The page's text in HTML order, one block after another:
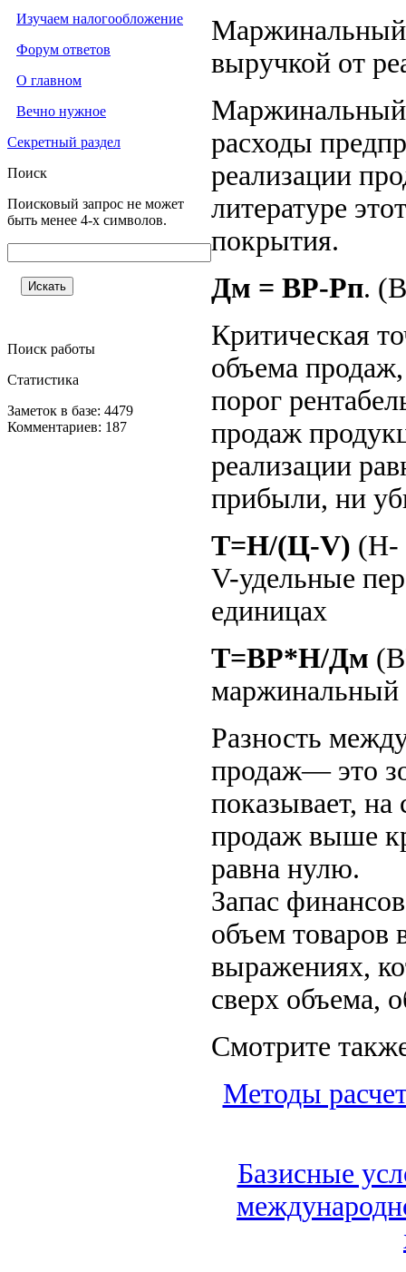
Изучаем налогообложение
Форум ответов
О главном
Вечно нужное
Секретный раздел
Поиск
Поисковый запрос не может
быть менее 4-х символов.
Поиск работы
Статистика
Заметок в базе: 4479
Комментариев: 187
Маржинальный
выручкой от
Маржинальный
расходы
реализации
литературе
покрытия.
Дм = ВР-Рп.
Критическая
объема продаж,
порог
продаж
реализации
прибыли, ни
T=H/(Ц-V) (Н-
V-удельные
единицах
Т=ВР*Н/Дм
маржинальный
Разность
продаж— это
показывает,
продаж выше
равна нулю.
Запас
объем товаров
выражениях,
сверх объема,
Смотрите
Методы
Базисные